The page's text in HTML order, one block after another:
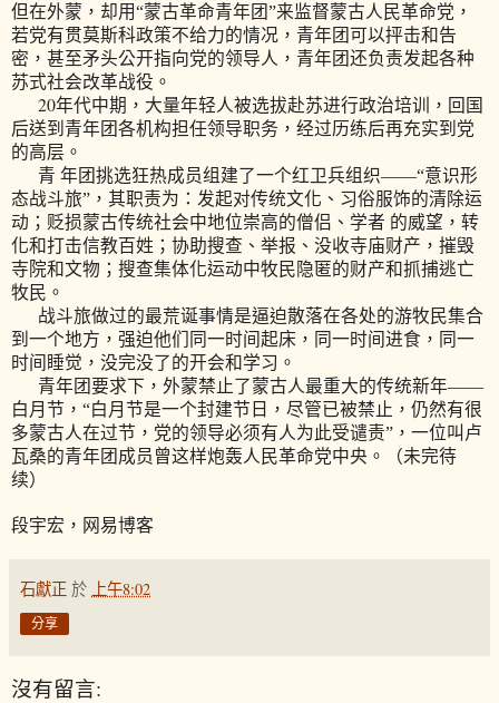
但在外蒙，却用“蒙古革命青年团”来监督蒙古人民革命党，
若党有贯莫斯科政策不给力的情况，青年团可以抨击和告
密，甚至矛头公开指向党的领导人，青年团还负责发起各种
苏式社会改革战役。
20年代中期，大量年轻人被选拔赴苏进行政治培训，回国
后送到青年团各机构担任领导职务，经过历练后再充实到党
的高层。
青 年团挑选狂热成员组建了一个红卫兵组织——“意识形
态战斗旅”，其职责为：发起对传统文化、习俗服饰的清除运
动；贬损蒙古传统社会中地位崇高的僧侣、学者 的威望，转
化和打击信教百姓；协助搜查、举报、没收寺庙财产，摧毁
寺院和文物；搜查集体化运动中牧民隐匿的财产和抓捕逃亡
牧民。
战斗旅做过的最荒诞事情是逼迫散落在各处的游牧民集合
到一个地方，强迫他们同一时间起床，同一时间进食，同一
时间睡觉，没完没了的开会和学习。
青年团要求下，外蒙禁止了蒙古人最重大的传统新年——
白月节，“白月节是一个封建节日，尽管已被禁止，仍然有很
多蒙古人在过节，党的领导必须有人为此受谴责”，一位叫卢
瓦桑的青年团成员曾这样炮轰人民革命党中央。（未完待
续）
段宇宏，网易博客
石獻正 於 上午8:02
分享
沒有留言: